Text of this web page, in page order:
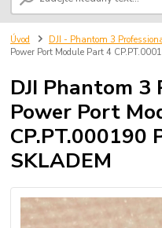
Úvod DJI - Phantom 3
Power Port Module Part 4
DJI Phantom 3
Power Port
CP.PT.000190
SKLADEM